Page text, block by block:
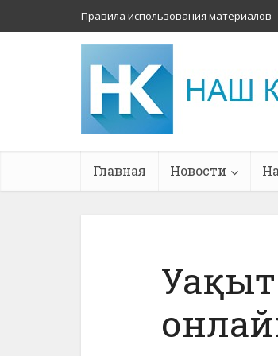
Правила использования материалов
Главная Новости